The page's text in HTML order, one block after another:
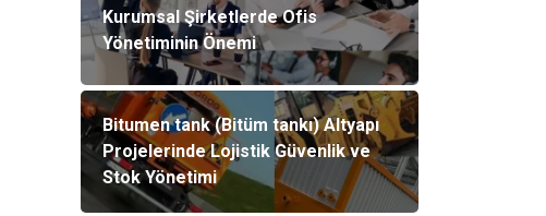
Kurumsal Şirketlerde Ofis
Yönetiminin Önemi
Bitumen tank (Bitüm tankı) Altyapı
Projelerinde Lojistik Güvenlik ve
Stok Yönetimi